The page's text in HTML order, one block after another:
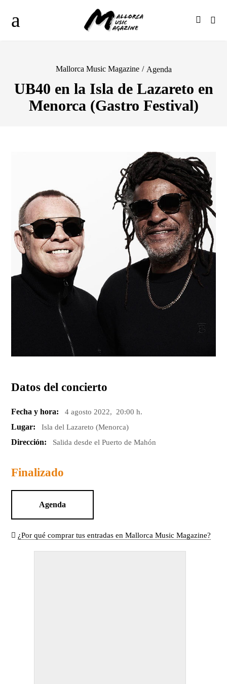
Mallorca Music Magazine / Agenda
UB40 en la Isla de Lazareto en
Menorca (Gastro Festival)
Datos del concierto
Fecha y hora: 4 agosto 2022, 20:00 h.
Lugar: Isla del Lazareto (Menorca)
Dirección: Salida desde el Puerto de Mahón
Finalizado
Agenda
¿Por qué comprar tus entradas en Mallorca Music Magazine?